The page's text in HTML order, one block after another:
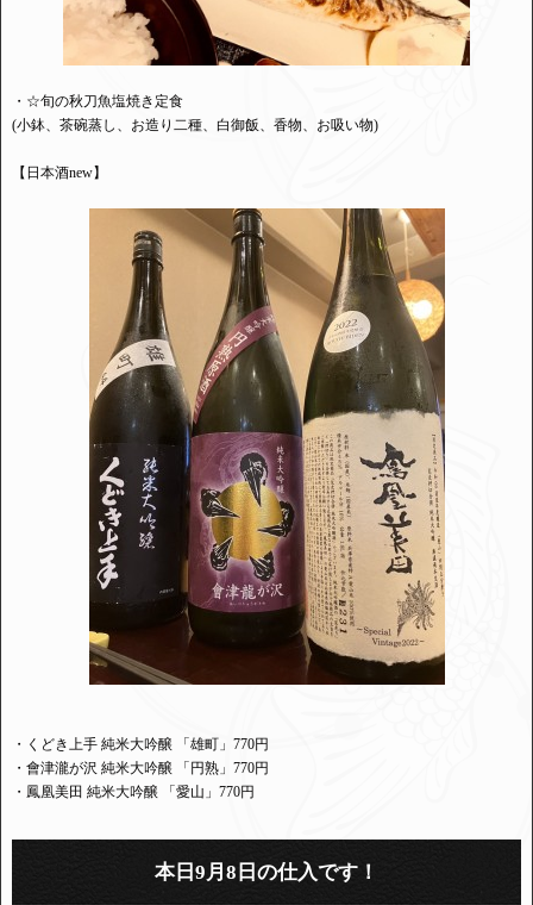
・☆旬の秋刀魚塩焼き定食
(小鉢、茶碗蒸し、お造り二種、白御飯、香物、お吸い物)
【日本酒new】
・くどき上手 純米大吟醸 「雄町」770円
・會津瀧が沢 純米大吟醸 「円熟」770円
・鳳凰美田 純米大吟醸 「愛山」770円
本日9月8日の仕入です！